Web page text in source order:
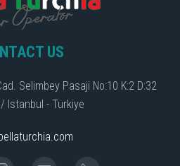
US
Selimbey Pasaji No:10 K:2 D:32
Istanbul - Turkiye